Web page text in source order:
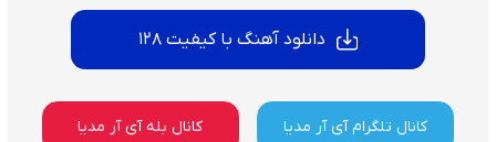
دانلود آهنگ با کیفیت 128
کانال تلگرام آی آر مدیا کانال بله آی آر مدیا